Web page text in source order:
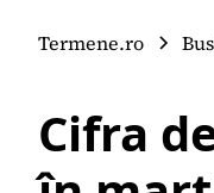
Termene.ro
Cifra